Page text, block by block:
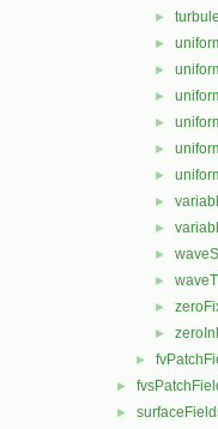
►
►
►
►
►
►
►
►
►
►
►
►
►
►
►
►